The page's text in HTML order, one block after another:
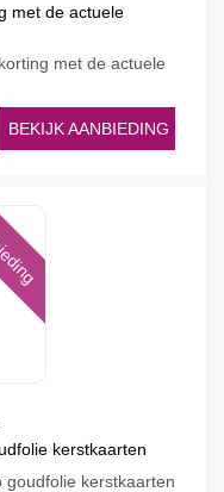
met de actuele
met de actuele
BEKIJK AANBIEDING
kerstkaarten
goudfolie kerstkaarten